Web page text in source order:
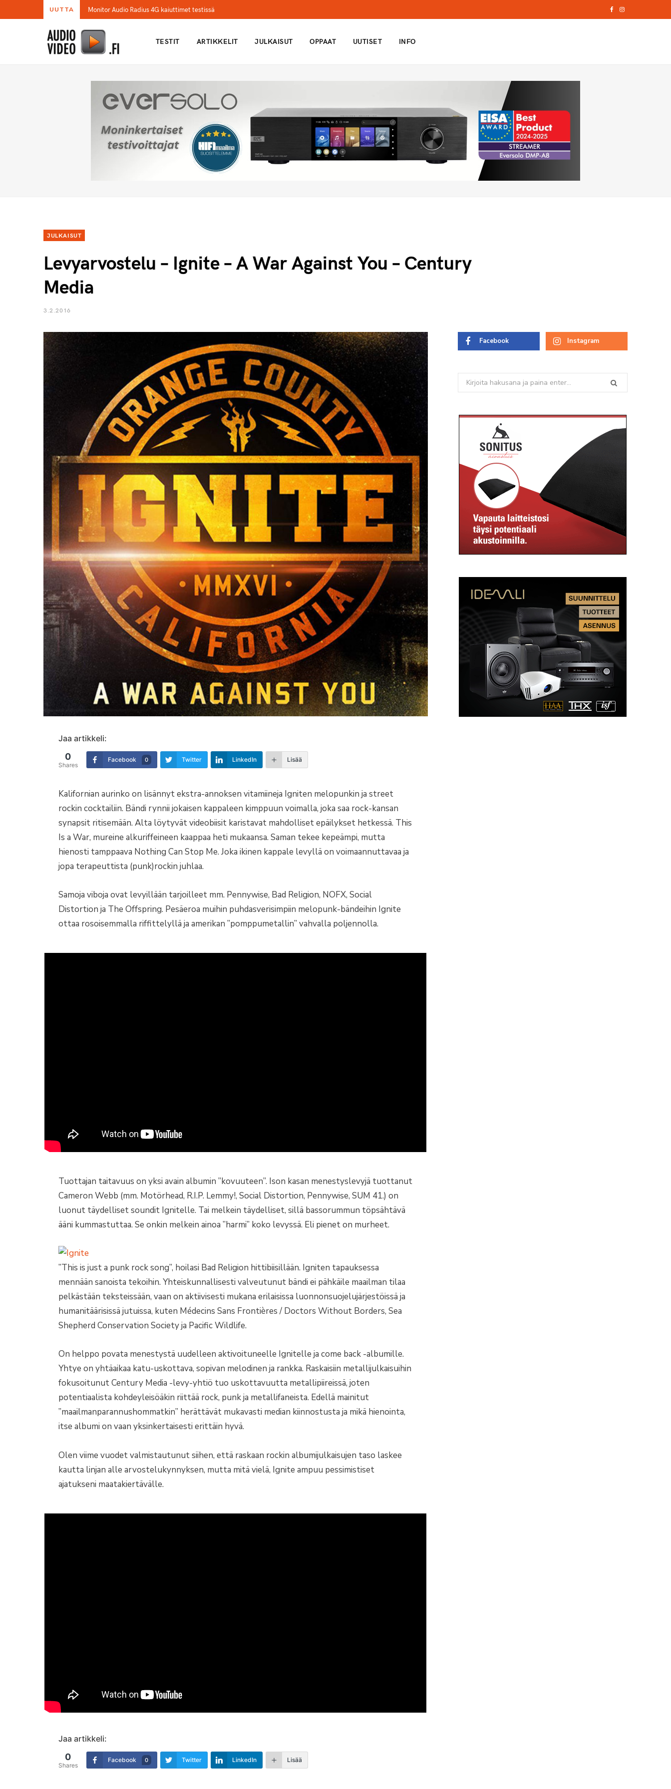
UUTTA Monitor Audio Radius 4G kaiuttimet testissä I
TESTIT ARTIKKELIT JULKAISUT OPPAAT UUTISET INFO
JULKAISUT
Levyarvostelu – Ignite – A War Against You – Century
Media
3.2.2016
Jaa artikkeli:
0
Shares
Facebook 0 Twitter LinkedIn Lisää
Kalifornian aurinko on lisännyt ekstra-annoksen vitamiineja Igniten melopunkin ja street
rockin cocktailiin. Bändi rynnii jokaisen kappaleen kimppuun voimalla, joka saa rock-kansan
synapsit ritisemään. Alta löytyvät videobiisit karistavat mahdolliset epäilykset hetkessä. This
Is a War, mureine alkuriffeineen kaappaa heti mukaansa. Saman tekee kepeämpi, mutta
hienosti tamppaava Nothing Can Stop Me. Joka ikinen kappale levyllä on voimaannuttavaa ja
jopa terapeuttista (punk)rockin juhlaa.
Samoja viboja ovat levyillään tarjoilleet mm. Pennywise, Bad Religion, NOFX, Social
Distortion ja The Offspring. Pesäeroa muihin puhdasverisimpiin melopunk-bändeihin Ignite
ottaa rosoisemmalla riffittelyllä ja amerikan ”pomppumetallin” vahvalla poljennolla.
Tuottajan taitavuus on yksi avain albumin ”kovuuteen”. Ison kasan menestyslevyjä tuottanut
Cameron Webb (mm. Motörhead, R.I.P. Lemmy!, Social Distortion, Pennywise, SUM 41.) on
luonut täydelliset soundit Ignitelle. Tai melkein täydelliset, sillä bassorummun töpsähtävä
ääni kummastuttaa. Se onkin melkein ainoa ”harmi” koko levyssä. Eli pienet on murheet.
”This is just a punk rock song”, hoilasi Bad Religion hittibiisillään. Igniten tapauksessa
mennään sanoista tekoihin. Yhteiskunnallisesti valveutunut bändi ei pähkäile maailman tilaa
pelkästään teksteissään, vaan on aktiivisesti mukana erilaisissa luonnonsuojelujärjestöissä ja
humanitäärisissä jutuissa, kuten Médecins Sans Frontières / Doctors Without Borders, Sea
Shepherd Conservation Society ja Pacific Wildlife.
On helppo povata menestystä uudelleen aktivoituneelle Ignitelle ja come back -albumille.
Yhtye on yhtäaikaa katu-uskottava, sopivan melodinen ja rankka. Raskaisiin metallijulkaisuihin
fokusoitunut Century Media -levy-yhtiö tuo uskottavuutta metallipiireissä, joten
potentiaalista kohdeyleisöäkin riittää rock, punk ja metallifaneista. Edellä mainitut
”maailmanparannushommatkin” herättävät mukavasti median kiinnostusta ja mikä hienointa,
itse albumi on vaan yksinkertaisesti erittäin hyvä.
Olen viime vuodet valmistautunut siihen, että raskaan rockin albumijulkaisujen taso laskee
kautta linjan alle arvostelukynnyksen, mutta mitä vielä, Ignite ampuu pessimistiset
ajatukseni maatakiertävälle.
Jaa artikkeli:
0
Shares
Facebook 0 Twitter LinkedIn Lisää
Facebook Instagram
Search
for: